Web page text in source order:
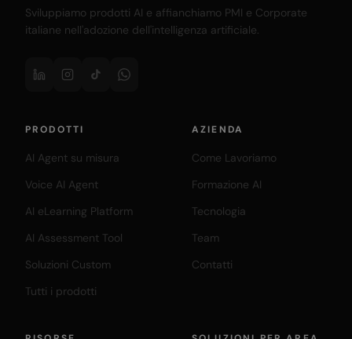
Sviluppiamo prodotti AI e affianchiamo PMI e Corporate
italiane nell'adozione dell'intelligenza artificiale.
PRODOTTI
AI Agent su misura
Voice AI Agent
AI eLearning Platform
AI Assessment Tool
Soluzioni Custom
Tutti i prodotti
AZIENDA
Come Lavoriamo
Formazione AI
Tecnologia
Team
Contatti